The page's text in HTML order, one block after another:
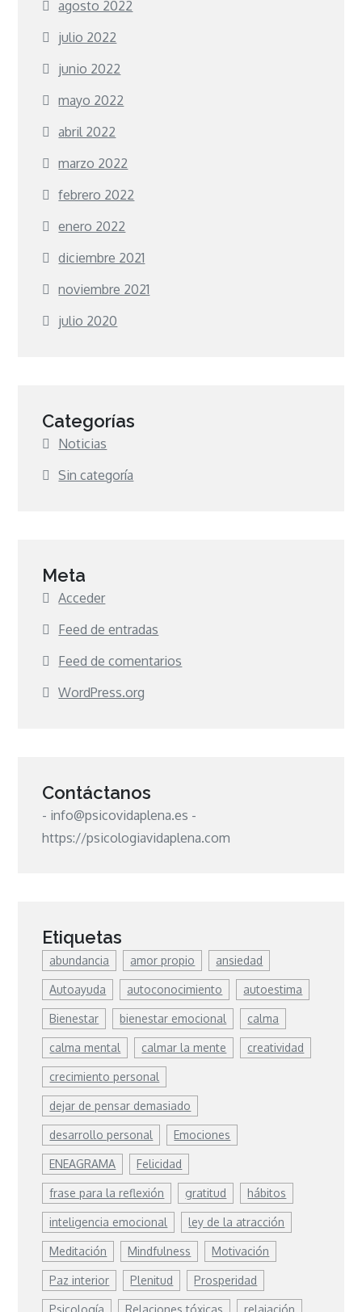
agosto 2022
julio 2022
junio 2022
mayo 2022
abril 2022
marzo 2022
febrero 2022
enero 2022
diciembre 2021
noviembre 2021
julio 2020
Categorías
Noticias
Sin categoría
Meta
Acceder
Feed de entradas
Feed de comentarios
WordPress.org
Contáctanos
- info@psicovidaplena.es -
https://psicologiavidaplena.com
Etiquetas
abundancia amor propio ansiedad
Autoayuda autoconocimiento autoestima
Bienestar bienestar emocional calma
calma mental calmar la mente creatividad
crecimiento personal
dejar de pensar demasiado
desarrollo personal Emociones
ENEAGRAMA Felicidad
frase para la reflexión gratitud hábitos
inteligencia emocional ley de la atracción
Meditación Mindfulness Motivación
Paz interior Plenitud Prosperidad
Psicología Relaciones tóxicas relajación